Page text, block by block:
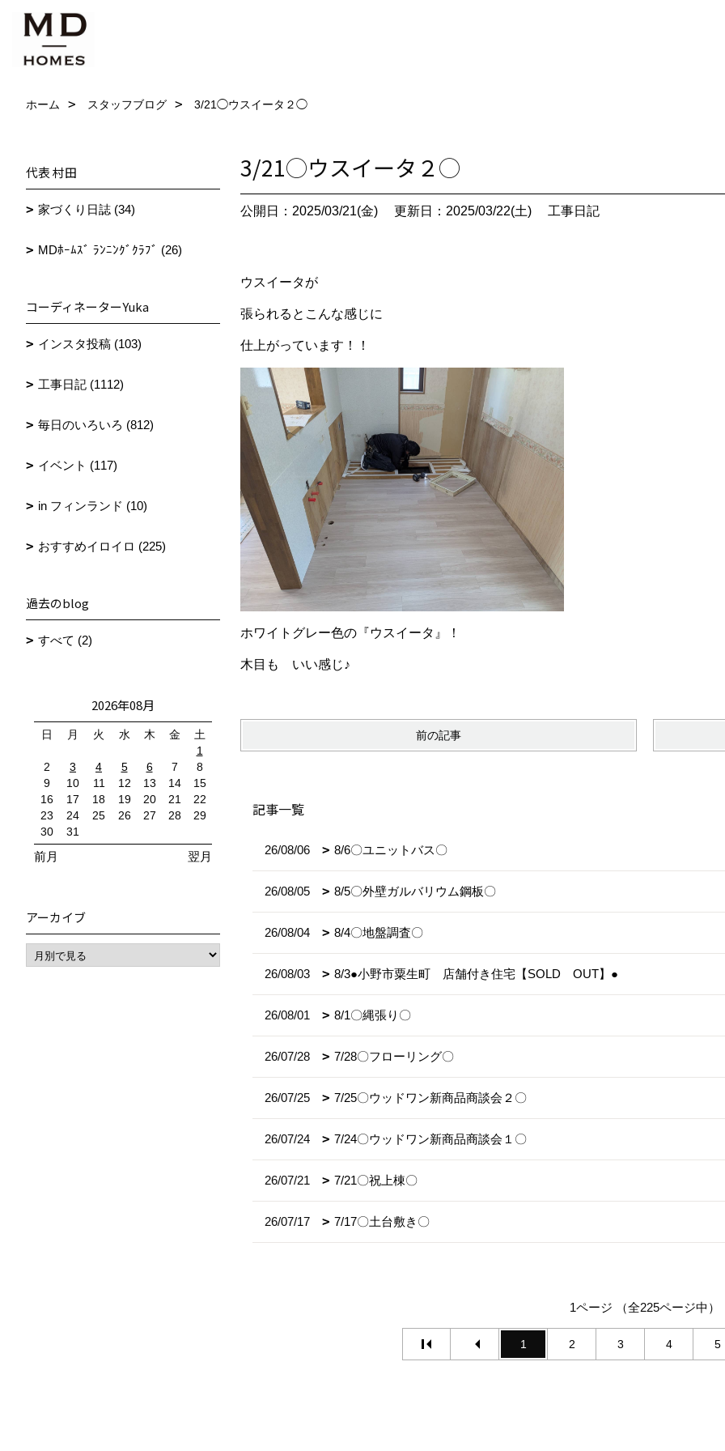
ホーム スタッフブログ 3/21◯ウスイータ２◯
3/21◯ウスイータ２◯
公開日：2025/03/21(金) 更新日：2025/03/22(土) 工事日記
ウスイータが
張られるとこんな感じに
仕上がっています！！
ホワイトグレー色の『ウスイータ』！
木目も いい感じ♪
前の記事
記事一覧
26/08/06 8/6〇ユニットバス〇
26/08/05 8/5〇外壁ガルバリウム鋼板〇
26/08/04 8/4〇地盤調査〇
26/08/03 8/3●小野市粟生町 店舗付き住宅【SOLD OUT】●
26/08/01 8/1〇縄張り〇
26/07/28 7/28〇フローリング〇
26/07/25 7/25〇ウッドワン新商品商談会２〇
26/07/24 7/24〇ウッドワン新商品商談会１〇
26/07/21 7/21〇祝上棟〇
26/07/17 7/17〇土台敷き〇
1ページ （全225ページ中）
1 2 3 4 5
代表 村田
家づくり日誌 (34)
MDﾎｰﾑｽﾞ ﾗﾝﾆﾝｸﾞｸﾗﾌﾞ (26)
コーディネーターYuka
インスタ投稿 (103)
工事日記 (1112)
毎日のいろいろ (812)
イベント (117)
in フィンランド (10)
おすすめイロイロ (225)
過去のblog
すべて (2)
2026年08月
日 月 火 水 木 金
土
1
2
3 4 5 6 7
8
9
10 11 12 13 14
15
16
17 18 19 20 21
22
23
24 25 26 27 28
29
30
31
前月 翌月
アーカイブ